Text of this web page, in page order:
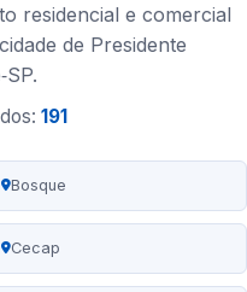
residencial e comercial
de Presidente
191
Bosque
Cecap